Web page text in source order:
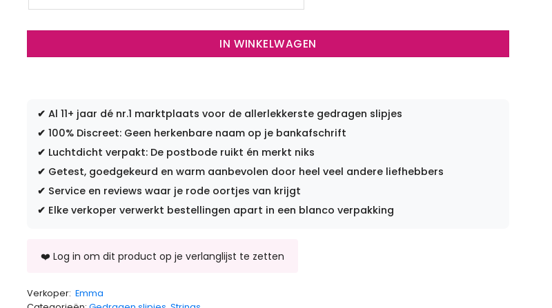
IN WINKELWAGEN
✔ Al 11+ jaar dé nr.1 marktplaats voor de allerlekkerste gedragen slipjes
✔ 100% Discreet: Geen herkenbare naam op je bankafschrift
✔ Luchtdicht verpakt: De postbode ruikt én merkt niks
✔ Getest, goedgekeurd en warm aanbevolen door heel veel andere liefhebbers
✔ Service en reviews waar je rode oortjes van krijgt
✔ Elke verkoper verwerkt bestellingen apart in een blanco verpakking
Verkoper: Emma